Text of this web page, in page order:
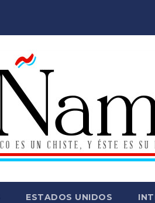
ESTADOS UNIDOS